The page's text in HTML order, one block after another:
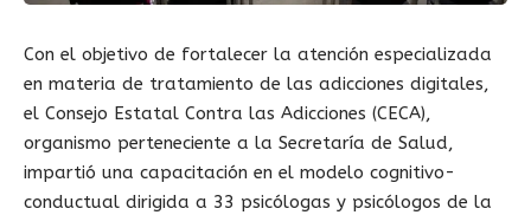
Con el objetivo de fortalecer la atención especializada
en materia de tratamiento de las adicciones digitales,
el Consejo Estatal Contra las Adicciones (CECA),
organismo perteneciente a la Secretaría de Salud,
impartió una capacitación en el modelo cognitivo-
conductual dirigida a 33 psicólogas y psicólogos de la